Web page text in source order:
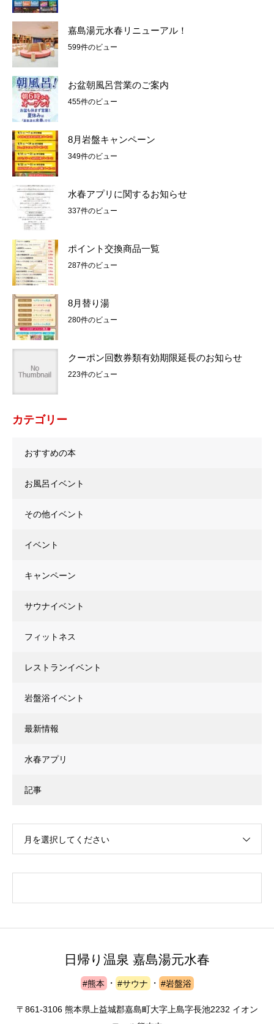
嘉島湯元水春リニューアル！
599件のビュー
お盆朝風呂営業のご案内
455件のビュー
8月岩盤キャンペーン
349件のビュー
水春アプリに関するお知らせ
337件のビュー
ポイント交換商品一覧
287件のビュー
8月替り湯
280件のビュー
クーポン回数券類有効期限延長のお知らせ
223件のビュー
カテゴリー
おすすめの本
お風呂イベント
その他イベント
イベント
キャンペーン
サウナイベント
フィットネス
レストランイベント
岩盤浴イベント
最新情報
水春アプリ
記事
月を選択してください
日帰り温泉 嘉島湯元水春
#熊本 ・ #サウナ ・ #岩盤浴
〒861-3106 熊本県上益城郡嘉島町大字上島字長池2232 イオン